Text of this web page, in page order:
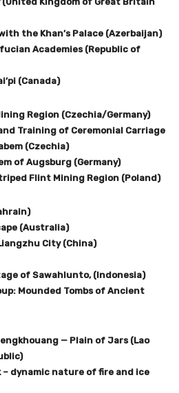
the Khan’s Palace (Azerbaijan)
Academies (Republic of
(Canada)
Region (Czechia/Germany)
Training of Ceremonial Carriage
(Czechia)
of Augsburg (Germany)
Flint Mining Region (Poland)
(Australia)
City (China)
of Sawahlunto, (Indonesia)
Mounded Tombs of Ancient
— Plain of Jars (Lao
dynamic nature of fire and ice